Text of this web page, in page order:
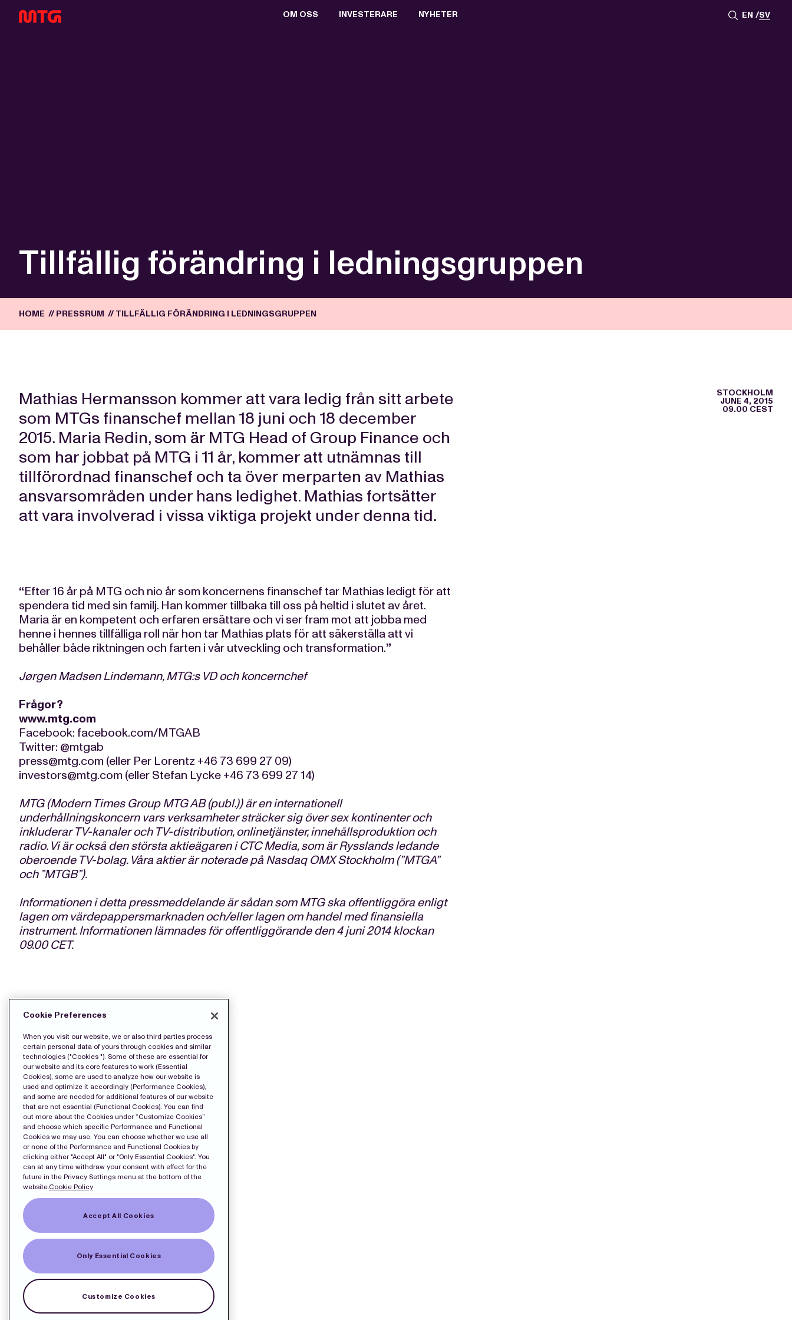
OM OSS
INVESTERARE
NYHETER
EN SV
Tillfällig förändring i ledningsgruppen
HOME // PRESSRUM // TILLFÄLLIG FÖRÄNDRING I LEDNINGSGRUPPEN
STOCKHOLM
JUNE 4, 2015
09.00 CEST
Mathias Hermansson kommer att vara ledig från sitt arbete
som MTGs finanschef mellan 18 juni och 18 december
2015. Maria Redin, som är MTG Head of Group Finance och
som har jobbat på MTG i 11 år, kommer att utnämnas till
tillförordnad finanschef och ta över merparten av Mathias
ansvarsområden under hans ledighet. Mathias fortsätter
att vara involverad i vissa viktiga projekt under denna tid.
“Efter 16 år på MTG och nio år som koncernens finanschef tar Mathias ledigt för att
spendera tid med sin familj. Han kommer tillbaka till oss på heltid i slutet av året.
Maria är en kompetent och erfaren ersättare och vi ser fram mot att jobba med
henne i hennes tillfälliga roll när hon tar Mathias plats för att säkerställa att vi
behåller både riktningen och farten i vår utveckling och transformation.”
Jørgen Madsen Lindemann, MTG:s VD och koncernchef
Frågor?
www.mtg.com
Facebook: facebook.com/MTGAB
Twitter: @mtgab
press@mtg.com (eller Per Lorentz +46 73 699 27 09)
investors@mtg.com (eller Stefan Lycke +46 73 699 27 14)
MTG (Modern Times Group MTG AB (publ.)) är en internationell
underhållningskoncern vars verksamheter sträcker sig över sex kontinenter och
inkluderar TV-kanaler och TV-distribution, onlinetjänster, innehållsproduktion och
radio. Vi är också den största aktieägaren i CTC Media, som är Rysslands ledande
oberoende TV-bolag. Våra aktier är noterade på Nasdaq OMX Stockholm (”MTGA”
och ”MTGB”).
Informationen i detta pressmeddelande är sådan som MTG ska offentliggöra enligt
lagen om värdepappersmarknaden och/eller lagen om handel med finansiella
instrument. Informationen lämnades för offentliggörande den 4 juni 2014 klockan
09.00 CET.
LADDA NED PRESS FILERNA:
Release
Cookie Preferences
When you visit our website, we or also third parties process
certain personal data of yours through cookies and similar
technologies ("Cookies "). Some of these are essential for
our website and its core features to work (Essential
Cookies), some are used to analyze how our website is
used and optimize it accordingly (Performance Cookies),
and some are needed for additional features of our website
that are not essential (Functional Cookies). You can find
out more about the Cookies under “Customize Cookies”
and choose which specific Performance and Functional
Cookies we may use. You can choose whether we use all
or none of the Performance and Functional Cookies by
clicking either "Accept All" or "Only Essential Cookies". You
can at any time withdraw your consent with effect for the
future in the Privacy Settings menu at the bottom of the
website.Cookie Policy
Accept All Cookies
Only Essential Cookies
Customize Cookies